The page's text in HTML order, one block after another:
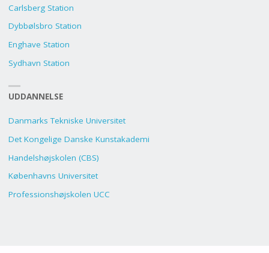
Carlsberg Station
Dybbølsbro Station
Enghave Station
Sydhavn Station
UDDANNELSE
Danmarks Tekniske Universitet
Det Kongelige Danske Kunstakademi
Handelshøjskolen (CBS)
Københavns Universitet
Professionshøjskolen UCC